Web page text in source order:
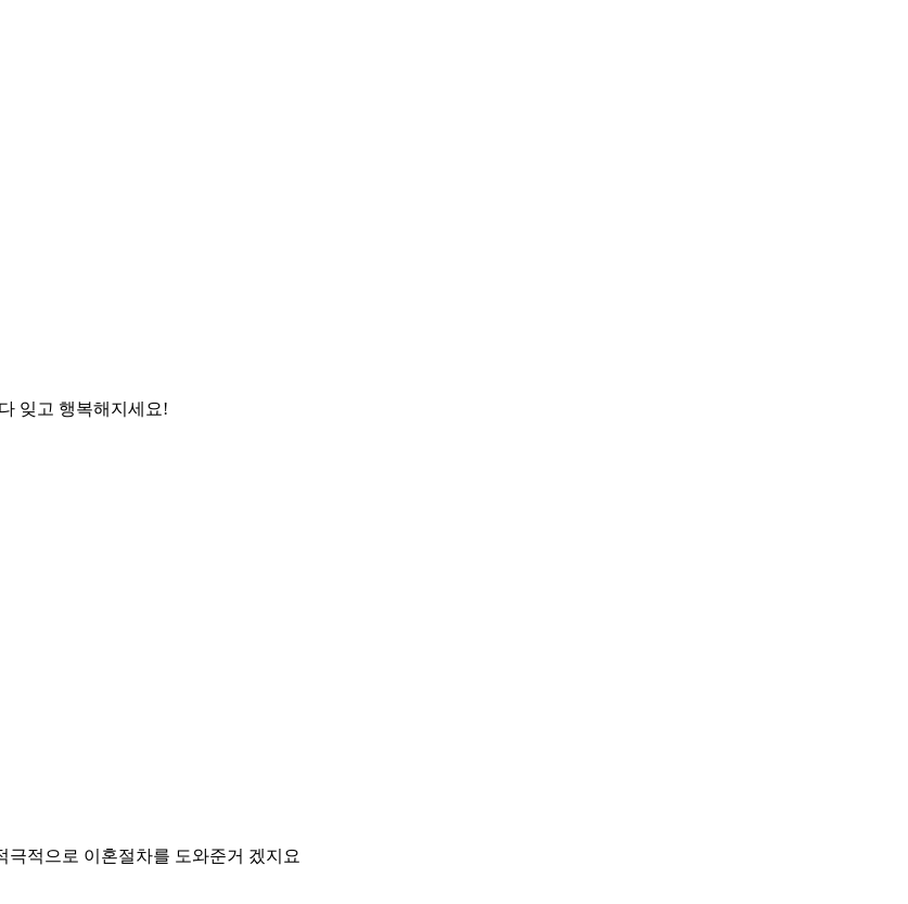
잊고 행복해지세요!
적으로 이혼절차를 도와준거 겠지요